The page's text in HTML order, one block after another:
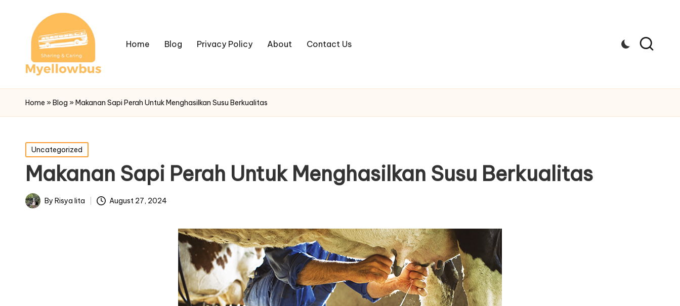
Home Blog Privacy Policy About Contact Us
Home »Blog »Makanan Sapi Perah Untuk Menghasilkan Susu Berkualitas
Posted
in
Uncategorized
Makanan Sapi Perah Untuk Menghasilkan Susu Berkualitas
PostedBy Risya lita August 27, 2024